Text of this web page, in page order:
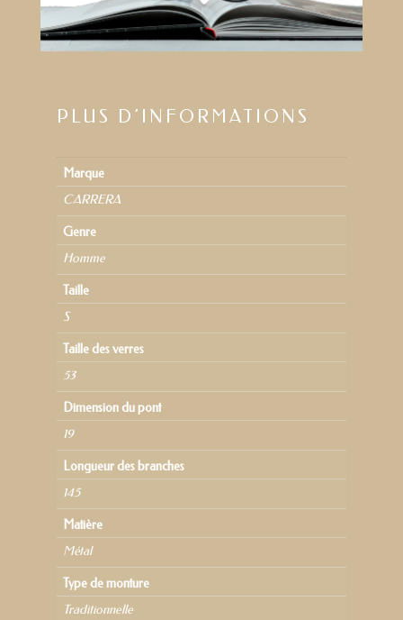
PLUS D’INFORMATIONS
Marque
CARRERA
Genre
Homme
Taille
S
Taille des verres
53
Dimension du pont
19
Longueur des branches
145
Matière
Métal
Type de monture
Traditionnelle